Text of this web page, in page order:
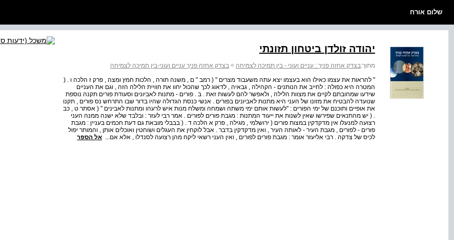
שלום אורח
יהודה זולדן ביטחון תזונתי
מתוך:בצדק אחזה פניך : עניים ועוני - בין תמיכה לצמיחה > בצדק אחזה פניך עניים ועוני-בין תמיכה לצמיחה
" להראות את עצמו כאילו הוא בעצמו יצא עתה משעבוד מצרים " ( רמב " ם , משנה תורה , הלכות חמץ ומצה , פרק ז הלכה ו . (
המטרה היא כפולה : לחייב את הנותנים - הקהילה , גבאיה , לדאוג לכך שהכול יחוו את חוויית הלילה הזה , וגם את העניים
שידעו שמחובתם לקיים את מצוות הלילה , ולאפשר להם לעשות זאת . ב . פורים - מתנות לאביונים וסעודת פורים תקנה נוספת
שנועדה להבטיח את מזונו של העני היא מתנות לאביונים בפורים . אנשי כנסת הגדולה שהיו בדור שבו התרחש נס פורים , תקנו
את אופיים ותוכנם של ימי הפורים : "לעשות אותם ימי משתה ושמחה ומשלח מנות איש לרעהו ומתנות לאבינים " ( אסתר ט , כב
. ( יש מהתנאים שפירשו שאין לשנות את ייעוד המתנות : מגבת פורים לפורים . אמר רבי לעזר : ובלבד שלא ישנה ממנה העני
רצועה למנעלו אין מדקדקין במצות פורים ( ירושלמי , מגילה , פרק א הלכה ד . ( בבבלי מובאת גם דעת חכמים בעניין : מגבת
פורים - לפורים , מגבת העיר - לאותה העיר , ואין מדקדקין בדבר . אבל לוקחין את העגלים ושוחטין ואוכלים אותן , והמותר יפול
לכיס של צדקה . רבי אליעזר אומר : מגבת פורים לפורים , ואין העני רשאי ליקח מהן רצועה לסנדלו , אלא אם... אל הספר